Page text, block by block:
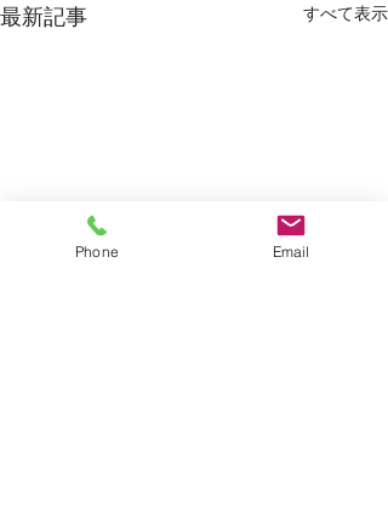
最新記事 すべて表示
Phone Email